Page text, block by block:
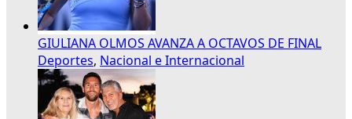
GIULIANA OLMOS AVANZA A OCTAVOS DE FINAL
Deportes, Nacional e Internacional